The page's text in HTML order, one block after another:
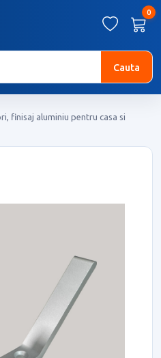
0
Cauta
finisaj aluminiu pentru casa si